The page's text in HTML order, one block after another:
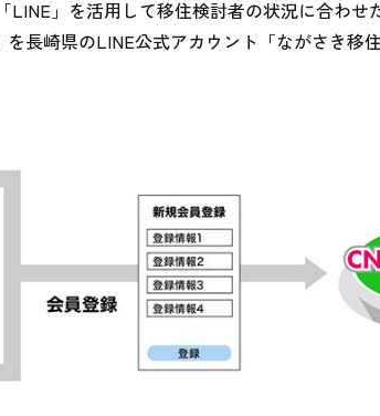
LINE」を活用して移住検討者の状況に合わ
長崎県のLINE公式アカウント「ながさき移